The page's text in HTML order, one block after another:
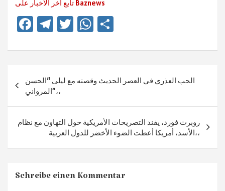
تابع آخر الأخبار على Baznews
Fa
b
ok
Te
gr
a
m
T
tt
W
at
p
p
n
الحب العذري في العصر الحديث وقصته مع ليلى “الحسن
المرواني”،،
روبرت فورد، يفند التصريحات الأمريكية حول التهاون مع نظام
الأسد، أمريكا أعطت الضوء الأخضر للدول العربية،،
Schreibe einen Kommentar